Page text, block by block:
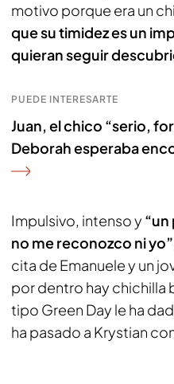
motivo porque era un
que su timidez es un
quieran seguir
PUEDE INTERESARTE
Juan, el chico “serio,
Deborah esperaba
Impulsivo, intenso y
no me reconozco ni yo”
cita de Emanuele y un
por dentro hay chichilla
tipo Green Day le ha
ha pasado a Krystian